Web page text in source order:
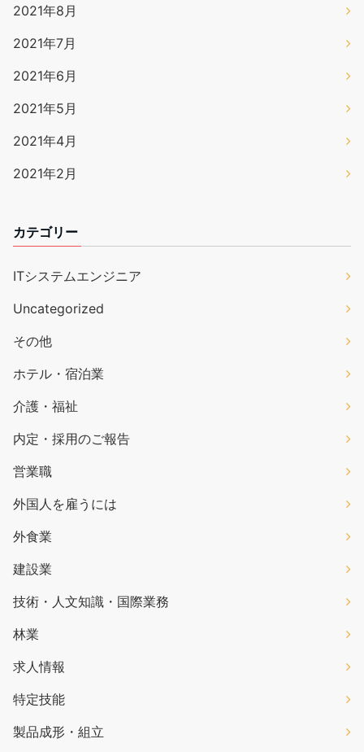
2021年8月
2021年7月
2021年6月
2021年5月
2021年4月
2021年2月
カテゴリー
ITシステムエンジニア
Uncategorized
その他
ホテル・宿泊業
介護・福祉
内定・採用のご報告
営業職
外国人を雇うには
外食業
建設業
技術・人文知識・国際業務
林業
求人情報
特定技能
製品成形・組立